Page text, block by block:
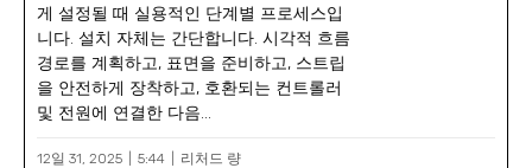
게 설정될 때 실용적인 단계별 프로세스입
니다. 설치 자체는 간단합니다. 시각적 흐름
경로를 계획하고, 표면을 준비하고, 스트립
을 안전하게 장착하고, 호환되는 컨트롤러
및 전원에 연결한 다음...
12일 31, 2025 5:44 리처드 량